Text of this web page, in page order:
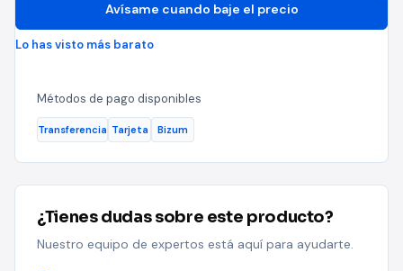
Avísame cuando baje el precio
Lo has visto más barato
Métodos de pago disponibles
Transferencia Tarjeta Bizum
¿Tienes dudas sobre este producto?
Nuestro equipo de expertos está aquí para ayudarte.